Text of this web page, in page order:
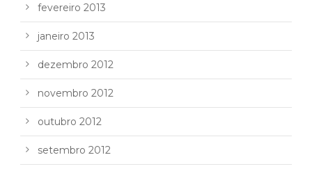
fevereiro 2013
janeiro 2013
dezembro 2012
novembro 2012
outubro 2012
setembro 2012